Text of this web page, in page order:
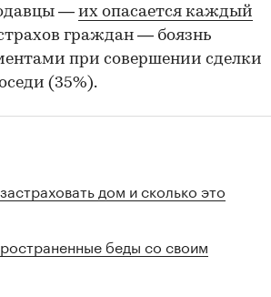
— их опасается каждый
граждан — боязнь
при совершении сделки
(35%).
дом и сколько это
беды со своим